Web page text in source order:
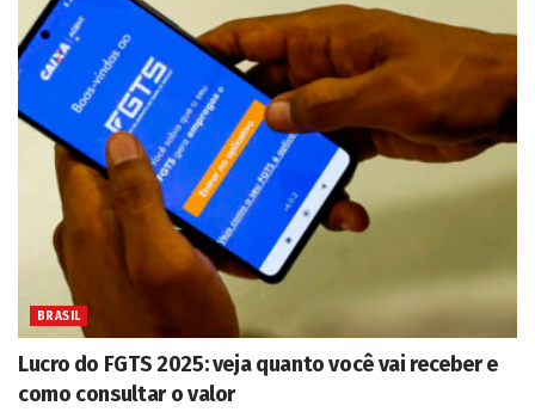
BRASIL
Lucro do FGTS 2025: veja quanto você vai receber e
como consultar o valor